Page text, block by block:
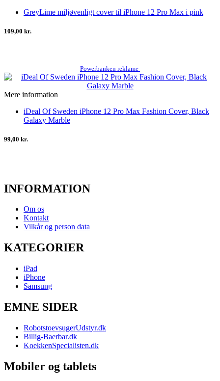
GreyLime miljøvenligt cover til iPhone 12 Pro Max i pink
109,00 kr.
Powerbanken reklame
Mere information
iDeal Of Sweden iPhone 12 Pro Max Fashion Cover, Black
Galaxy Marble
99,00 kr.
INFORMATION
Om os
Kontakt
Vilkår og person data
KATEGORIER
iPad
iPhone
Samsung
EMNE SIDER
RobotstoevsugerUdstyr.dk
Billig-Baerbar.dk
KoekkenSpecialisten.dk
Mobiler og tablets